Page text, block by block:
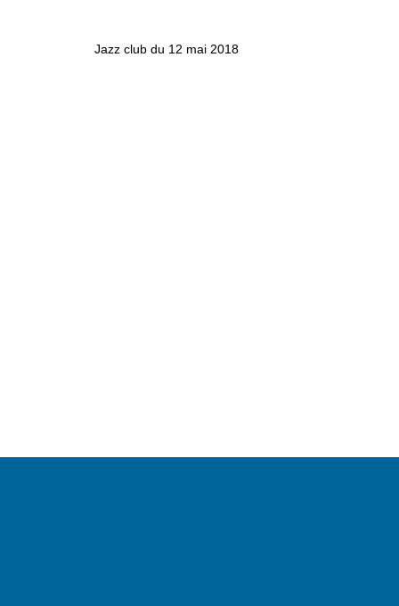
Jazz club du 12 mai 2018